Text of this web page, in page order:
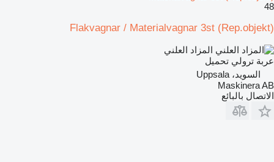
48
Flakvagnar / Materialvagnar 3st (Rep.objekt)
المزاد العلني
عربة ترولي تحميل
السويد، Uppsala
Maskinera AB
الاتصال بالبائع